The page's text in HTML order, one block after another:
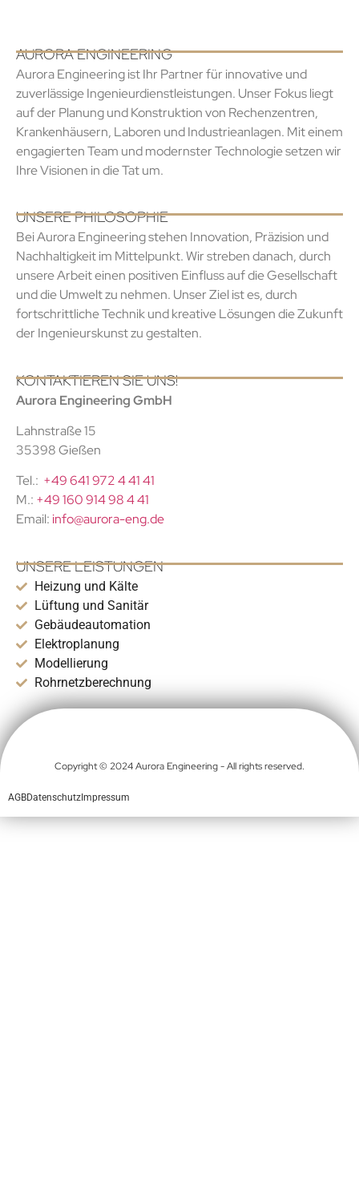
AURORA ENGINEERING
Aurora Engineering ist Ihr Partner für innovative und
zuverlässige Ingenieurdienstleistungen. Unser Fokus liegt
auf der Planung und Konstruktion von Rechenzentren,
Krankenhäusern, Laboren und Industrieanlagen. Mit einem
engagierten Team und modernster Technologie setzen wir
Ihre Visionen in die Tat um.
UNSERE PHILOSOPHIE
Bei Aurora Engineering stehen Innovation, Präzision und
Nachhaltigkeit im Mittelpunkt. Wir streben danach, durch
unsere Arbeit einen positiven Einfluss auf die Gesellschaft
und die Umwelt zu nehmen. Unser Ziel ist es, durch
fortschrittliche Technik und kreative Lösungen die Zukunft
der Ingenieurskunst zu gestalten.
KONTAKTIEREN SIE UNS!
Aurora Engineering GmbH
Lahnstraße 15
35398 Gießen
Tel.: +49 641 972 4 41 41
M.: +49 160 914 98 4 41
Email: info@aurora-eng.de
UNSERE LEISTUNGEN
Heizung und Kälte
Lüftung und Sanitär
Gebäudeautomation
Elektroplanung
Modellierung
Rohrnetzberechnung
Copyright © 2024 Aurora Engineering - All rights reserved.
AGBDatenschutz Impressum